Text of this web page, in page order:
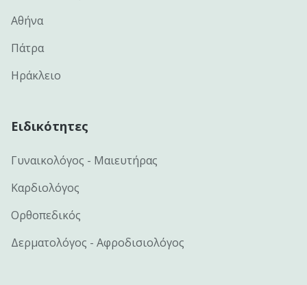
Αθήνα
Πάτρα
Ηράκλειο
Ειδικότητες
Γυναικολόγος - Μαιευτήρας
Καρδιολόγος
Ορθοπεδικός
Δερματολόγος - Αφροδισιολόγος